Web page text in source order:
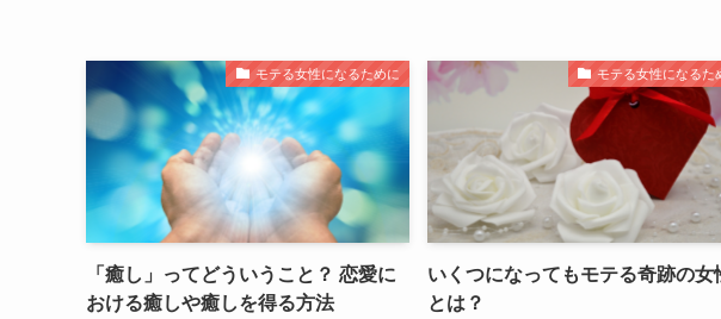
モテる女性になるために
「癒し」ってどういうこと？ 恋愛に
おける癒しや癒しを得る方法
モテる女性になるた
いくつになってもモテる奇跡の女
とは？